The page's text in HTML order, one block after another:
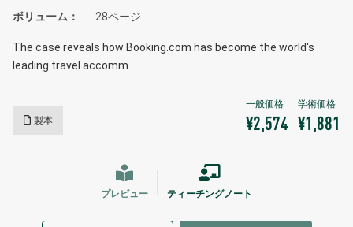
ボリューム
28ページ
The case reveals how Booking.com has become the world's
leading travel accomm…
製本 ¥2,574 ¥1,881
プレビュー ティーチングノート